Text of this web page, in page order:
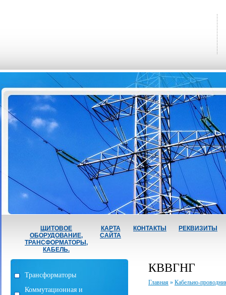
ЩИТОВОЕ
ОБОРУДОВАНИЕ,
ТРАНСФОРМАТОРЫ,
КАБЕЛЬ.
КАРТА
САЙТА
КОНТАКТЫ РЕКВИЗИТЫ
Трансформаторы
Коммутационная и
КВВГНГ
Главная » Кабельно-